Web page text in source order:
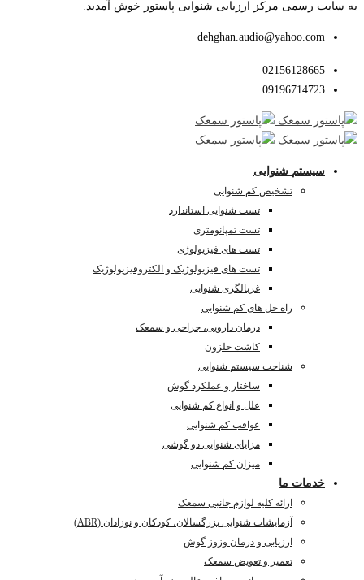
به سایت رسمی مرکز ارزیابی شنوایی پاستور خوش آمدید.
dehghan.audio@yahoo.com
02156128665
09196714723
سیستم شنوایی
تشخیص کم شنوایی
تست شنوایی استاندارد
تست تمپانومتری
تست های فیزیولوژی
تست های فیزیولوژیک و الکتروفیزیولوژیک
غربالگری شنوایی
راه حل های کم شنوایی
درمان دارویی، جراحی و سمعک
کاشت حلزون
شناخت سیستم شنوایی
ساختار و عملکرد گوش
علل و انواع کم شنوایی
عواقب کم شنوایی
مزایای شنوایی دو گوشی
میزان کم شنوایی
خدمات ما
ارائه کلیه لوازم جانبی سمعک
آزمایشات شنوایی بزرگسالان، کودکان و نوزادان (ABR)
ارزیابی و درمان وزوز گوش
تعمیر و تعویض سمعک